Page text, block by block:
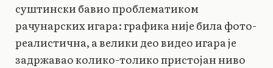
суштински бавио проблематиком
рачунарских игара: графика није била фото-
реалистична, а велики део видео игара је
задржавао колико-толико пристојан ниво